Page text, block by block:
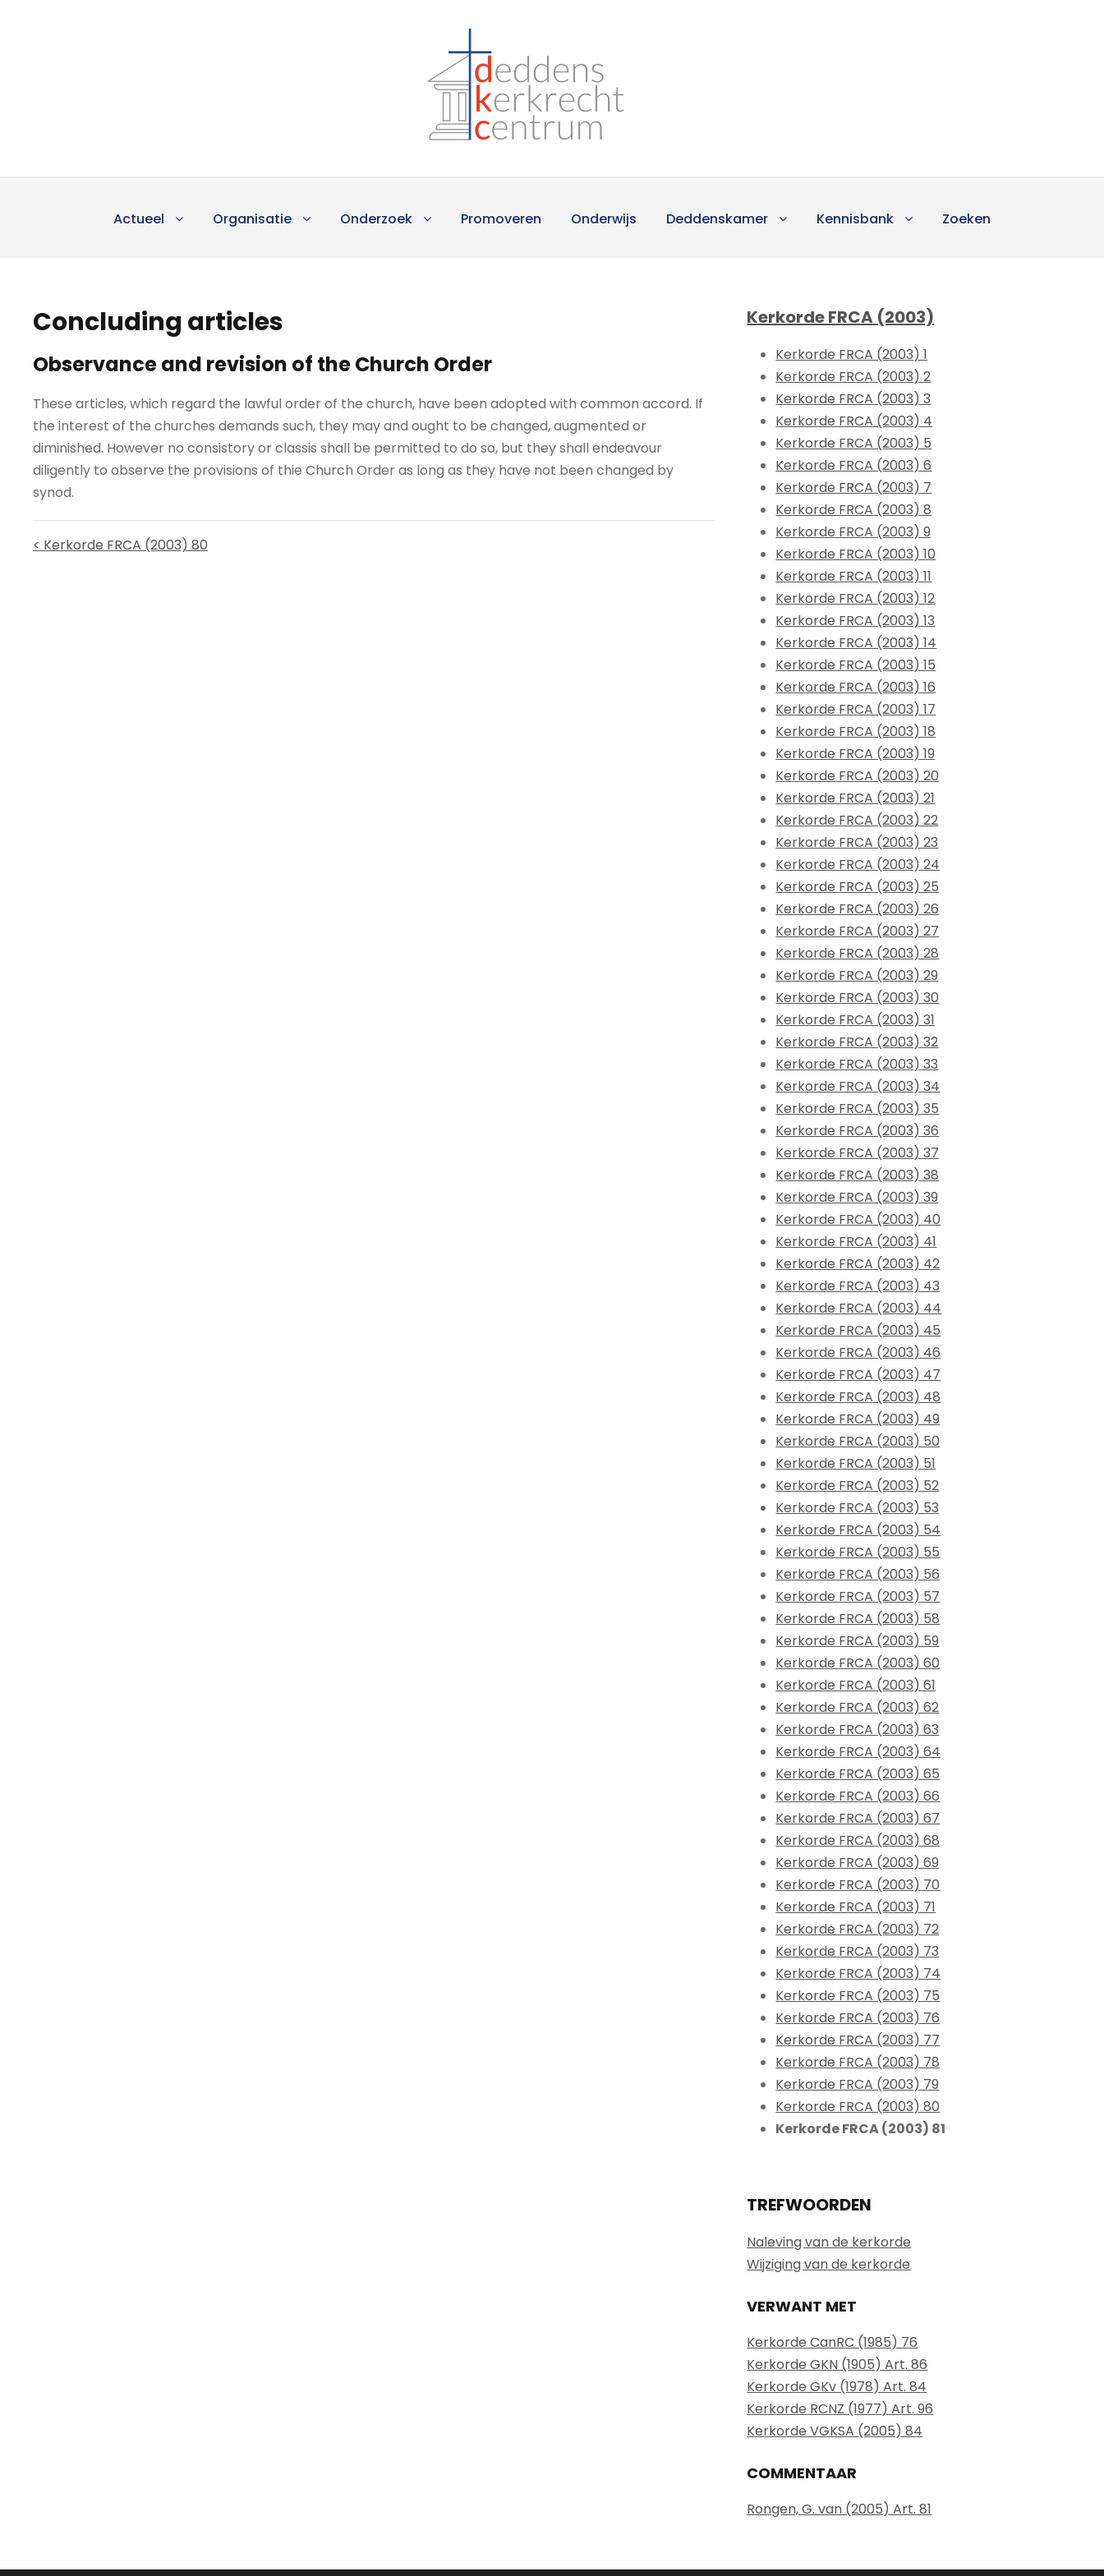
Actueel Organisatie Onderzoek Promoveren Onderwijs Deddenskamer Kennisbank Zoeken
Concluding articles
Observance and revision of the Church Order
These articles, which regard the lawful order of the church, have been adopted with common accord. If
the interest of the churches demands such, they may and ought to be changed, augmented or
diminished. However no consistory or classis shall be permitted to do so, but they shall endeavour
diligently to observe the provisions of thie Church Order as long as they have not been changed by
synod.
< Kerkorde FRCA (2003) 80
Kerkorde FRCA (2003)
Kerkorde FRCA (2003) 1
Kerkorde FRCA (2003) 2
Kerkorde FRCA (2003) 3
Kerkorde FRCA (2003) 4
Kerkorde FRCA (2003) 5
Kerkorde FRCA (2003) 6
Kerkorde FRCA (2003) 7
Kerkorde FRCA (2003) 8
Kerkorde FRCA (2003) 9
Kerkorde FRCA (2003) 10
Kerkorde FRCA (2003) 11
Kerkorde FRCA (2003) 12
Kerkorde FRCA (2003) 13
Kerkorde FRCA (2003) 14
Kerkorde FRCA (2003) 15
Kerkorde FRCA (2003) 16
Kerkorde FRCA (2003) 17
Kerkorde FRCA (2003) 18
Kerkorde FRCA (2003) 19
Kerkorde FRCA (2003) 20
Kerkorde FRCA (2003) 21
Kerkorde FRCA (2003) 22
Kerkorde FRCA (2003) 23
Kerkorde FRCA (2003) 24
Kerkorde FRCA (2003) 25
Kerkorde FRCA (2003) 26
Kerkorde FRCA (2003) 27
Kerkorde FRCA (2003) 28
Kerkorde FRCA (2003) 29
Kerkorde FRCA (2003) 30
Kerkorde FRCA (2003) 31
Kerkorde FRCA (2003) 32
Kerkorde FRCA (2003) 33
Kerkorde FRCA (2003) 34
Kerkorde FRCA (2003) 35
Kerkorde FRCA (2003) 36
Kerkorde FRCA (2003) 37
Kerkorde FRCA (2003) 38
Kerkorde FRCA (2003) 39
Kerkorde FRCA (2003) 40
Kerkorde FRCA (2003) 41
Kerkorde FRCA (2003) 42
Kerkorde FRCA (2003) 43
Kerkorde FRCA (2003) 44
Kerkorde FRCA (2003) 45
Kerkorde FRCA (2003) 46
Kerkorde FRCA (2003) 47
Kerkorde FRCA (2003) 48
Kerkorde FRCA (2003) 49
Kerkorde FRCA (2003) 50
Kerkorde FRCA (2003) 51
Kerkorde FRCA (2003) 52
Kerkorde FRCA (2003) 53
Kerkorde FRCA (2003) 54
Kerkorde FRCA (2003) 55
Kerkorde FRCA (2003) 56
Kerkorde FRCA (2003) 57
Kerkorde FRCA (2003) 58
Kerkorde FRCA (2003) 59
Kerkorde FRCA (2003) 60
Kerkorde FRCA (2003) 61
Kerkorde FRCA (2003) 62
Kerkorde FRCA (2003) 63
Kerkorde FRCA (2003) 64
Kerkorde FRCA (2003) 65
Kerkorde FRCA (2003) 66
Kerkorde FRCA (2003) 67
Kerkorde FRCA (2003) 68
Kerkorde FRCA (2003) 69
Kerkorde FRCA (2003) 70
Kerkorde FRCA (2003) 71
Kerkorde FRCA (2003) 72
Kerkorde FRCA (2003) 73
Kerkorde FRCA (2003) 74
Kerkorde FRCA (2003) 75
Kerkorde FRCA (2003) 76
Kerkorde FRCA (2003) 77
Kerkorde FRCA (2003) 78
Kerkorde FRCA (2003) 79
Kerkorde FRCA (2003) 80
Kerkorde FRCA (2003) 81
TREFWOORDEN
Naleving van de kerkorde
Wijziging van de kerkorde
VERWANT MET
Kerkorde CanRC (1985) 76
Kerkorde GKN (1905) Art. 86
Kerkorde GKv (1978) Art. 84
Kerkorde RCNZ (1977) Art. 96
Kerkorde VGKSA (2005) 84
COMMENTAAR
Rongen, G. van (2005) Art. 81